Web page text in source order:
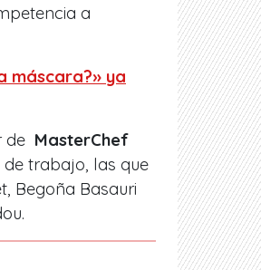
a
máscara?» ya
de MasterChef
trabajo, las que
Begoña Basauri